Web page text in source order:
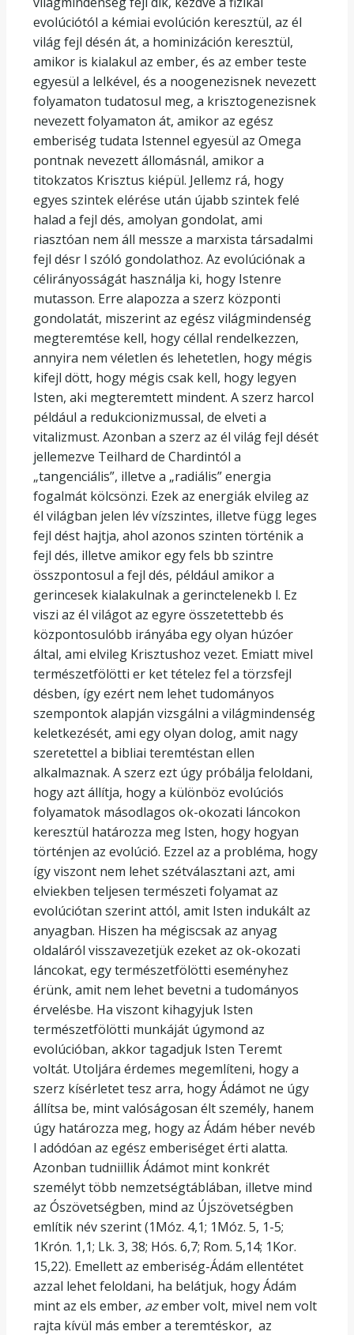
evolúciótól a kémiai evolúción keresztül, az él
világ fejl désén át, a hominizáción keresztül,
amikor is kialakul az ember, és az ember teste
egyesül a lelkével, és a noogenezisnek nevezett
folyamaton tudatosul meg, a krisztogenezisnek
nevezett folyamaton át, amikor az egész
emberiség tudata Istennel egyesül az Omega
pontnak nevezett állomásnál, amikor a
titokzatos Krisztus kiépül. Jellemz rá, hogy
egyes szintek elérése után újabb szintek felé
halad a fejl dés, amolyan gondolat, ami
riasztóan nem áll messze a marxista társadalmi
fejl désr l szóló gondolathoz. Az evolúciónak a
célirányosságát használja ki, hogy Istenre
mutasson. Erre alapozza a szerz központi
gondolatát, miszerint az egész világmindenség
megteremtése kell, hogy céllal rendelkezzen,
annyira nem véletlen és lehetetlen, hogy mégis
kifejl dött, hogy mégis csak kell, hogy legyen
Isten, aki megteremtett mindent. A szerz harcol
például a redukcionizmussal, de elveti a
vitalizmust. Azonban a szerz az él világ fejl dését
jellemezve Teilhard de Chardintól a
„tangenciális”, illetve a „radiális” energia
fogalmát kölcsönzi. Ezek az energiák elvileg az
él világban jelen lév vízszintes, illetve függ leges
fejl dést hajtja, ahol azonos szinten történik a
fejl dés, illetve amikor egy fels bb szintre
összpontosul a fejl dés, például amikor a
gerincesek kialakulnak a gerinctelenekb l. Ez
viszi az él világot az egyre összetettebb és
központosulóbb irányába egy olyan húzóer
által, ami elvileg Krisztushoz vezet. Emiatt mivel
természetfölötti er ket tételez fel a törzsfejl
désben, így ezért nem lehet tudományos
szempontok alapján vizsgálni a világmindenség
keletkezését, ami egy olyan dolog, amit nagy
szeretettel a bibliai teremtéstan ellen
alkalmaznak. A szerz ezt úgy próbálja feloldani,
hogy azt állítja, hogy a különböz evolúciós
folyamatok másodlagos ok-okozati láncokon
keresztül határozza meg Isten, hogy hogyan
történjen az evolúció. Ezzel az a probléma, hogy
így viszont nem lehet szétválasztani azt, ami
elviekben teljesen természeti folyamat az
evolúciótan szerint attól, amit Isten indukált az
anyagban. Hiszen ha mégiscsak az anyag
oldaláról visszavezetjük ezeket az ok-okozati
láncokat, egy természetfölötti eseményhez
érünk, amit nem lehet bevetni a tudományos
érvelésbe. Ha viszont kihagyjuk Isten
természetfölötti munkáját úgymond az
evolúcióban, akkor tagadjuk Isten Teremt
voltát. Utoljára érdemes megemlíteni, hogy a
szerz kísérletet tesz arra, hogy Ádámot ne úgy
állítsa be, mint valóságosan élt személy, hanem
úgy határozza meg, hogy az Ádám héber nevéb
l adódóan az egész emberiséget érti alatta.
Azonban tudniillik Ádámot mint konkrét
személyt több nemzetségtáblában, illetve mind
az Ószövetségben, mind az Újszövetségben
említik név szerint (1Móz. 4,1; 1Móz. 5, 1-5;
1Krón. 1,1; Lk. 3, 38; Hós. 6,7; Rom. 5,14; 1Kor.
15,22). Emellett az emberiség-Ádám ellentétet
azzal lehet feloldani, ha belátjuk, hogy Ádám
mint az els ember, azember volt, mivel nem volt
rajta kívül más ember a teremtéskor, az